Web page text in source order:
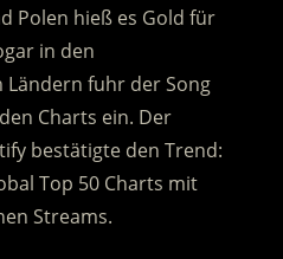
Polen hieß es Gold für
in den
fuhr der Song
Charts ein. Der
bestätigte den Trend:
Top 50 Charts mit
Streams.